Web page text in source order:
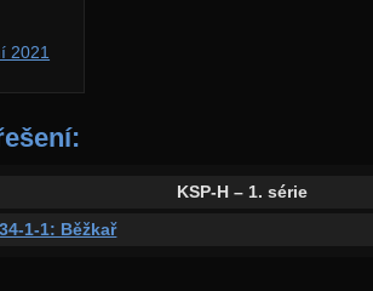
2021
KSP-H – 1. série
34-1-1: Běžkař